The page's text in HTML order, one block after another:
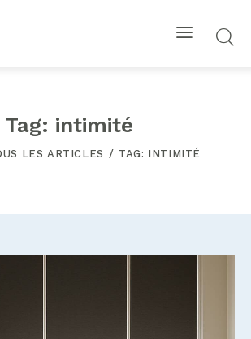
Tag: intimité
LES ARTICLES TAG: INTIMITÉ